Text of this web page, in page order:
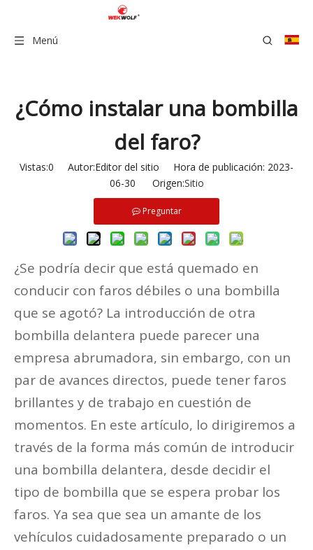
Menú
¿Cómo instalar una bombilla
del faro?
Vistas:0 Autor:Editor del sitio Hora de publicación: 2023-
06-30 Origen:Sitio
Preguntar
¿Se podría decir que está quemado en
conducir con faros débiles o una bombilla
que se agotó? La introducción de otra
bombilla delantera puede parecer una
empresa abrumadora, sin embargo, con un
par de avances directos, puede tener faros
brillantes y de trabajo en cuestión de
momentos. En este artículo, lo dirigiremos a
través de la forma más común de introducir
una bombilla delantera, desde decidir el
tipo de bombilla que se espera probar los
faros. Ya sea que sea un amante de los
vehículos cuidadosamente preparado o un